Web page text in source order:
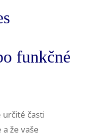
funkčné
určité časti
že vaše